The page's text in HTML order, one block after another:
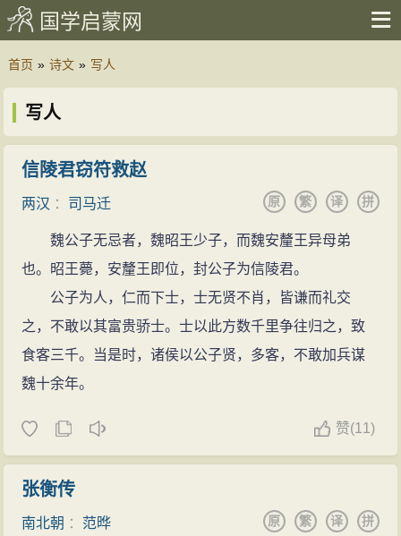
国学启蒙网
首页 » 诗文 » 写人
写人
信陵君窃符救赵
两汉 ： 司马迁 拼
译
繁
原
魏公子无忌者，魏昭王少子，而魏安釐王异母弟
也。昭王薨，安釐王即位，封公子为信陵君。
公子为人，仁而下士，士无贤不肖，皆谦而礼交
之，不敢以其富贵骄士。士以此方数千里争往归之，致
食客三千。当是时，诸侯以公子贤，多客，不敢加兵谋
魏十余年。
赞(11)
张衡传
南北朝 ： 范晔 拼
译
繁
原